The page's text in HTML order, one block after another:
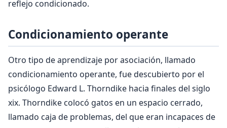
reflejo condicionado.
Condicionamiento operante
Otro tipo de aprendizaje por asociación, llamado
condicionamiento operante, fue descubierto por el
psicólogo Edward L. Thorndike hacia finales del siglo
xix. Thorndike colocó gatos en un espacio cerrado,
llamado caja de problemas, del que eran incapaces de